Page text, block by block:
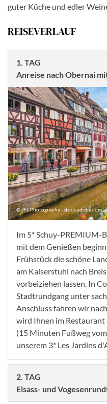
guter Küche und edler
REISEVERLAUF
1. TAG
Anreise nach Obernai
© JFL Photography - stock.adobe.com
Im 5* Schuy-PREMIUM-
mit dem Genießen
Frühstück die schöne
am Kaiserstuhl nach
vorbeiziehen lassen. In
Stadtrundgang unter
Anschluss fahren wir
wird Ihnen im Restaurant
(15 Minuten Fußweg
unserem 3* Les Jardins
2. TAG
Elsass- und